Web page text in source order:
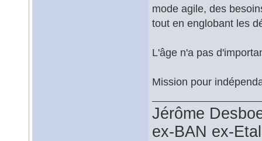
mode agile, des
tout en englobant les
L'âge n'a pas
Mission pour
Jérôme
ex-BAN ex-